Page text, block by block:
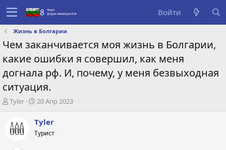
Войти
Жизнь в Болгарии
Чем заканчивается моя жизнь в Болгарии,
какие ошибки я совершил, как меня
догнала рф. И, почему, у меня безвыходная
ситуация.
А
о
р
Tyler
Д
т
а
с
20 Апр 2023
Tyler
Турист